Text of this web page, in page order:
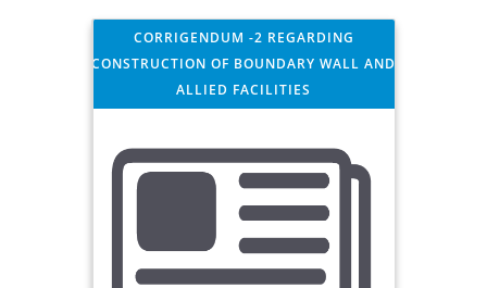
CORRIGENDUM -2 REGARDING
CONSTRUCTION OF BOUNDARY WALL AND
ALLIED FACILITIES